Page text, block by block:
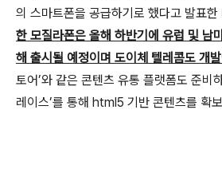
의 스마트폰을 공급하기로 했다고 발표한
한 모질라폰은 올해 하반기에 유럽 및 남
해 출시될 예정이며 도이체 텔레콤도 개
토어’와 같은 콘텐츠 유통 플랫폼도 준비
레이스’를 통해 html5 기반 콘텐츠를 확